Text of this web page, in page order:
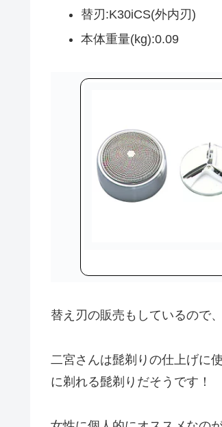
替刃:K30iCS(外内刃)
本体重量(kg):0.09
替え刃の販売もしているので
二宮さんは髭剃りの仕上げに
に剃れる髭剃りだそうです！